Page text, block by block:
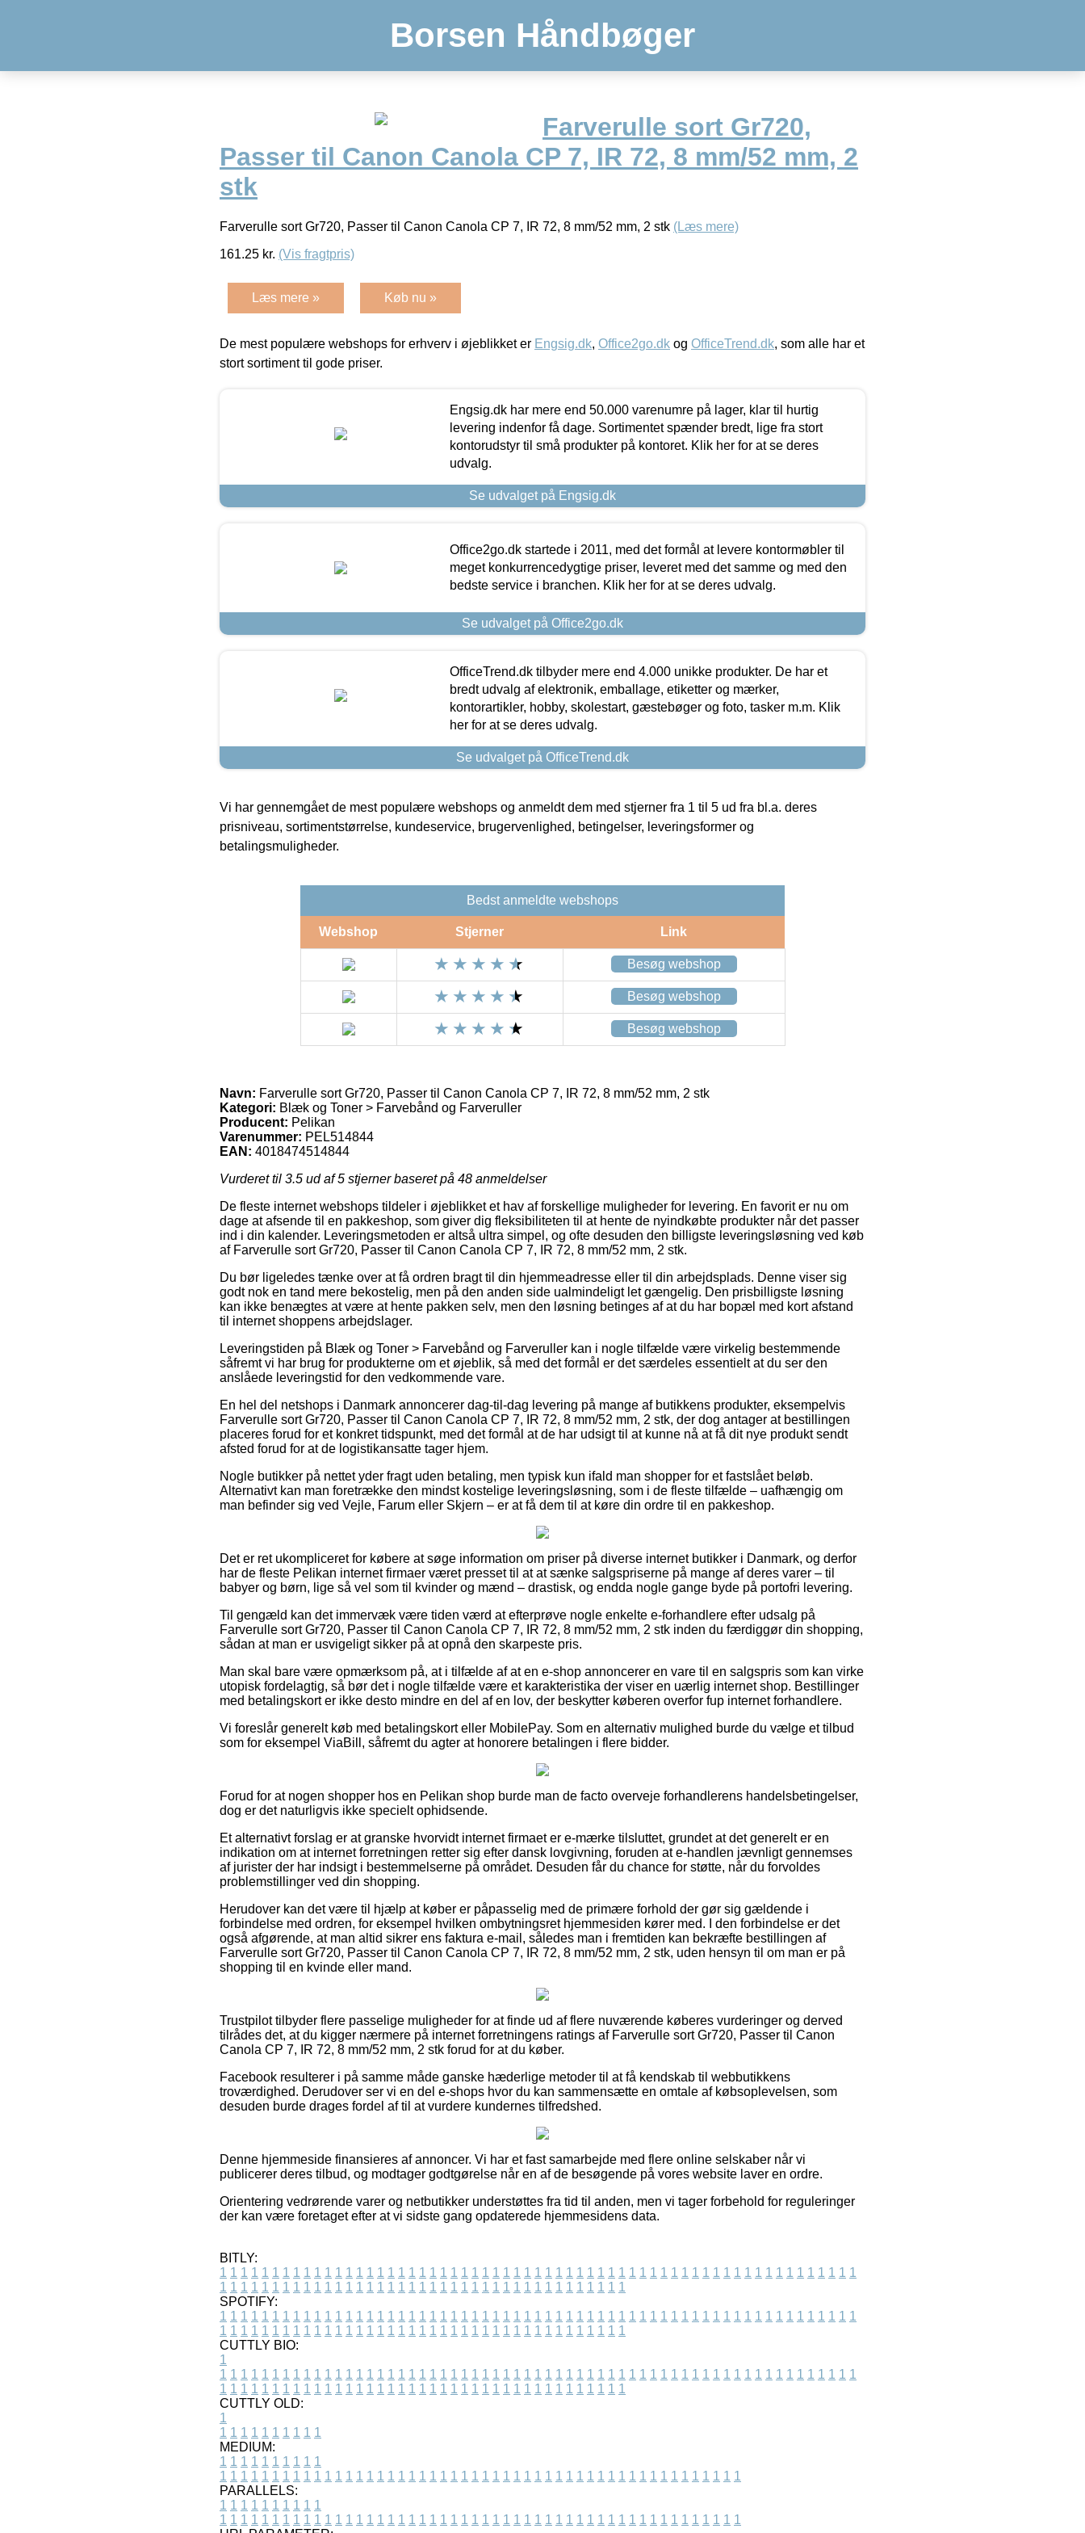
Borsen Håndbøger
Farverulle sort Gr720,
Passer til Canon Canola CP 7, IR 72, 8 mm/52 mm, 2
stk
Farverulle sort Gr720, Passer til Canon Canola CP 7, IR 72, 8 mm/52 mm, 2 stk (Læs mere)
161.25 kr. (Vis fragtpris)
Læs mere » Køb nu »
De mest populære webshops for erhverv i øjeblikket er Engsig.dk, Office2go.dk og OfficeTrend.dk, som alle har et
stort sortiment til gode priser.
Engsig.dk har mere end 50.000 varenumre på lager, klar til hurtig
levering indenfor få dage. Sortimentet spænder bredt, lige fra stort
kontorudstyr til små produkter på kontoret. Klik her for at se deres
udvalg.
Se udvalget på Engsig.dk
Office2go.dk startede i 2011, med det formål at levere kontormøbler til
meget konkurrencedygtige priser, leveret med det samme og med den
bedste service i branchen. Klik her for at se deres udvalg.
Se udvalget på Office2go.dk
OfficeTrend.dk tilbyder mere end 4.000 unikke produkter. De har et
bredt udvalg af elektronik, emballage, etiketter og mærker,
kontorartikler, hobby, skolestart, gæstebøger og foto, tasker m.m. Klik
her for at se deres udvalg.
Se udvalget på OfficeTrend.dk
Vi har gennemgået de mest populære webshops og anmeldt dem med stjerner fra 1 til 5 ud fra bl.a. deres
prisniveau, sortimentstørrelse, kundeservice, brugervenlighed, betingelser, leveringsformer og
betalingsmuligheder.
Bedst anmeldte webshops
Webshop Stjerner Link
Besøg webshop
Besøg webshop
Besøg webshop
Navn: Farverulle sort Gr720, Passer til Canon Canola CP 7, IR 72, 8 mm/52 mm, 2 stk
Kategori: Blæk og Toner > Farvebånd og Farveruller
Producent: Pelikan
Varenummer: PEL514844
EAN: 4018474514844
Vurderet til 3.5 ud af 5 stjerner baseret på 48 anmeldelser
De fleste internet webshops tildeler i øjeblikket et hav af forskellige muligheder for levering. En favorit er nu om
dage at afsende til en pakkeshop, som giver dig fleksibiliteten til at hente de nyindkøbte produkter når det passer
ind i din kalender. Leveringsmetoden er altså ultra simpel, og ofte desuden den billigste leveringsløsning ved køb
af Farverulle sort Gr720, Passer til Canon Canola CP 7, IR 72, 8 mm/52 mm, 2 stk.
Du bør ligeledes tænke over at få ordren bragt til din hjemmeadresse eller til din arbejdsplads. Denne viser sig
godt nok en tand mere bekostelig, men på den anden side ualmindeligt let gængelig. Den prisbilligste løsning
kan ikke benægtes at være at hente pakken selv, men den løsning betinges af at du har bopæl med kort afstand
til internet shoppens arbejdslager.
Leveringstiden på Blæk og Toner > Farvebånd og Farveruller kan i nogle tilfælde være virkelig bestemmende
såfremt vi har brug for produkterne om et øjeblik, så med det formål er det særdeles essentielt at du ser den
anslåede leveringstid for den vedkommende vare.
En hel del netshops i Danmark annoncerer dag-til-dag levering på mange af butikkens produkter, eksempelvis
Farverulle sort Gr720, Passer til Canon Canola CP 7, IR 72, 8 mm/52 mm, 2 stk, der dog antager at bestillingen
placeres forud for et konkret tidspunkt, med det formål at de har udsigt til at kunne nå at få dit nye produkt sendt
afsted forud for at de logistikansatte tager hjem.
Nogle butikker på nettet yder fragt uden betaling, men typisk kun ifald man shopper for et fastslået beløb.
Alternativt kan man foretrække den mindst kostelige leveringsløsning, som i de fleste tilfælde – uafhængig om
man befinder sig ved Vejle, Farum eller Skjern – er at få dem til at køre din ordre til en pakkeshop.
Det er ret ukompliceret for købere at søge information om priser på diverse internet butikker i Danmark, og derfor
har de fleste Pelikan internet firmaer været presset til at at sænke salgspriserne på mange af deres varer – til
babyer og børn, lige så vel som til kvinder og mænd – drastisk, og endda nogle gange byde på portofri levering.
Til gengæld kan det immervæk være tiden værd at efterprøve nogle enkelte e-forhandlere efter udsalg på
Farverulle sort Gr720, Passer til Canon Canola CP 7, IR 72, 8 mm/52 mm, 2 stk inden du færdiggør din shopping,
sådan at man er usvigeligt sikker på at opnå den skarpeste pris.
Man skal bare være opmærksom på, at i tilfælde af at en e-shop annoncerer en vare til en salgspris som kan virke
utopisk fordelagtig, så bør det i nogle tilfælde være et karakteristika der viser en uærlig internet shop. Bestillinger
med betalingskort er ikke desto mindre en del af en lov, der beskytter køberen overfor fup internet forhandlere.
Vi foreslår generelt køb med betalingskort eller MobilePay. Som en alternativ mulighed burde du vælge et tilbud
som for eksempel ViaBill, såfremt du agter at honorere betalingen i flere bidder.
Forud for at nogen shopper hos en Pelikan shop burde man de facto overveje forhandlerens handelsbetingelser,
dog er det naturligvis ikke specielt ophidsende.
Et alternativt forslag er at granske hvorvidt internet firmaet er e-mærke tilsluttet, grundet at det generelt er en
indikation om at internet forretningen retter sig efter dansk lovgivning, foruden at e-handlen jævnligt gennemses
af jurister der har indsigt i bestemmelserne på området. Desuden får du chance for støtte, når du forvoldes
problemstillinger ved din shopping.
Herudover kan det være til hjælp at køber er påpasselig med de primære forhold der gør sig gældende i
forbindelse med ordren, for eksempel hvilken ombytningsret hjemmesiden kører med. I den forbindelse er det
også afgørende, at man altid sikrer ens faktura e-mail, således man i fremtiden kan bekræfte bestillingen af
Farverulle sort Gr720, Passer til Canon Canola CP 7, IR 72, 8 mm/52 mm, 2 stk, uden hensyn til om man er på
shopping til en kvinde eller mand.
Trustpilot tilbyder flere passelige muligheder for at finde ud af flere nuværende køberes vurderinger og derved
tilrådes det, at du kigger nærmere på internet forretningens ratings af Farverulle sort Gr720, Passer til Canon
Canola CP 7, IR 72, 8 mm/52 mm, 2 stk forud for at du køber.
Facebook resulterer i på samme måde ganske hæderlige metoder til at få kendskab til webbutikkens
troværdighed. Derudover ser vi en del e-shops hvor du kan sammensætte en omtale af købsoplevelsen, som
desuden burde drages fordel af til at vurdere kundernes tilfredshed.
Denne hjemmeside finansieres af annoncer. Vi har et fast samarbejde med flere online selskaber når vi
publicerer deres tilbud, og modtager godtgørelse når en af de besøgende på vores website laver en ordre.
Orientering vedrørende varer og netbutikker understøttes fra tid til anden, men vi tager forbehold for reguleringer
der kan være foretaget efter at vi sidste gang opdaterede hjemmesidens data.
BITLY:
1 1 1 1 1 1 1 1 1 1 1 1 1 1 1 1 1 1 1 1 1 1 1 1 1 1 1 1 1 1 1 1 1 1 1 1 1 1 1 1 1 1 1 1 1 1 1 1 1 1 1 1 1 1 1 1 1 1 1 1 1
1 1 1 1 1 1 1 1 1 1 1 1 1 1 1 1 1 1 1 1 1 1 1 1 1 1 1 1 1 1 1 1 1 1 1 1 1 1 1
SPOTIFY:
1 1 1 1 1 1 1 1 1 1 1 1 1 1 1 1 1 1 1 1 1 1 1 1 1 1 1 1 1 1 1 1 1 1 1 1 1 1 1 1 1 1 1 1 1 1 1 1 1 1 1 1 1 1 1 1 1 1 1 1 1
1 1 1 1 1 1 1 1 1 1 1 1 1 1 1 1 1 1 1 1 1 1 1 1 1 1 1 1 1 1 1 1 1 1 1 1 1 1 1
CUTTLY BIO:
1
1 1 1 1 1 1 1 1 1 1 1 1 1 1 1 1 1 1 1 1 1 1 1 1 1 1 1 1 1 1 1 1 1 1 1 1 1 1 1 1 1 1 1 1 1 1 1 1 1 1 1 1 1 1 1 1 1 1 1 1 1
1 1 1 1 1 1 1 1 1 1 1 1 1 1 1 1 1 1 1 1 1 1 1 1 1 1 1 1 1 1 1 1 1 1 1 1 1 1 1
CUTTLY OLD:
1
1 1 1 1 1 1 1 1 1 1
MEDIUM:
1 1 1 1 1 1 1 1 1 1
1 1 1 1 1 1 1 1 1 1 1 1 1 1 1 1 1 1 1 1 1 1 1 1 1 1 1 1 1 1 1 1 1 1 1 1 1 1 1 1 1 1 1 1 1 1 1 1 1 1
PARALLELS:
1 1 1 1 1 1 1 1 1 1
1 1 1 1 1 1 1 1 1 1 1 1 1 1 1 1 1 1 1 1 1 1 1 1 1 1 1 1 1 1 1 1 1 1 1 1 1 1 1 1 1 1 1 1 1 1 1 1 1 1